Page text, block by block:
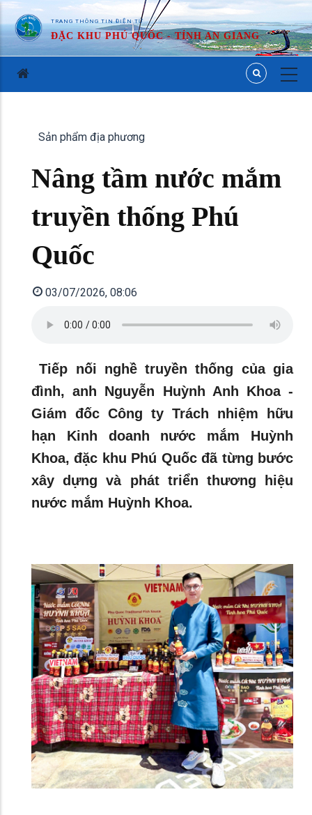
TRANG THÔNG TIN ĐIỆN TỬ
ĐẶC KHU PHÚ QUỐC - TỈNH AN GIANG
Sản phẩm địa phương
Nâng tầm nước mắm
truyền thống Phú
Quốc
03/07/2026, 08:06
Tiếp nối nghề truyền thống của gia
đình, anh Nguyễn Huỳnh Anh Khoa -
Giám đốc Công ty Trách nhiệm hữu
hạn Kinh doanh nước mắm Huỳnh
Khoa, đặc khu Phú Quốc đã từng bước
xây dựng và phát triển thương hiệu
nước mắm Huỳnh Khoa.